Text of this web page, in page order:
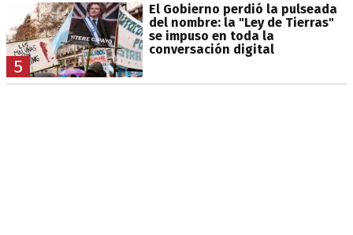
5
El Gobierno perdió la pulseada
del nombre: la "Ley de Tierras"
se impuso en toda la
conversación digital